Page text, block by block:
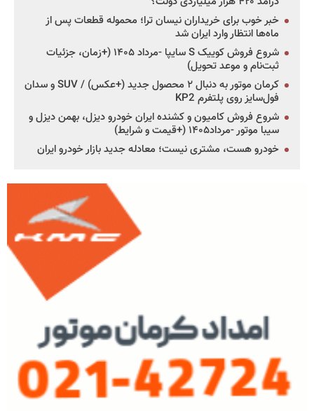
خبر خوب برای خریداران نیسان ترا؛ محموله قطعات پس از
ماه‌ها انتظار وارد ایران شد
شروع فروش کوییک S سایپا -مرداد ۱۴۰۵ (+زمان، جزئیات
ثبت‌نام و موعد تحویل)
کرمان موتور به دنبال ۲ محصول جدید (+عکس) / SUV و سدان
فول‌سایز روی پلتفرم KP2
شروع فروش کامیون و کشنده ایران خودرو دیزل، بهمن دیزل و
سیبا موتور -مرداد۱۴۰۵ (+قیمت و شرایط)
خودرو هست، مشتری نیست؛ معادله جدید بازار خودرو ایران